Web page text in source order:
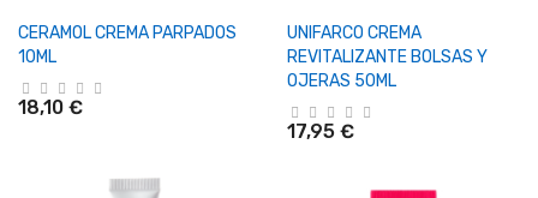
CERAMOL CREMA PARPADOS
10ML
18,10 €
UNIFARCO CREMA
REVITALIZANTE BOLSAS Y
OJERAS 50ML
17,95 €